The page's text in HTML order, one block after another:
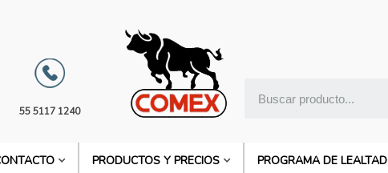
55 5117 1240
PRODUCTOS Y PRECIOS PROGRAMA DE LEALTAD